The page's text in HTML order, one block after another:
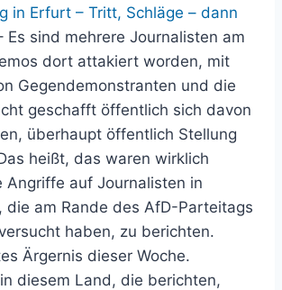
in Erfurt – Tritt, Schläge – dann
Es sind mehrere Journalisten am
dort attakiert worden, mit
Gegendemonstranten und die
geschafft öffentlich sich davon
überhaupt öffentlich Stellung
heißt, das waren wirklich
Angriffe auf Journalisten in
die am Rande des AfD-Parteitags
haben, zu berichten.
Ärgernis dieser Woche.
diesem Land, die berichten,